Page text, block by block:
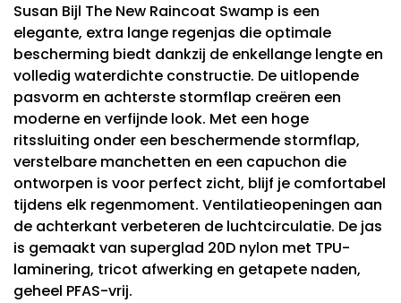
Susan Bijl The New Raincoat Swamp is een
elegante, extra lange regenjas die optimale
bescherming biedt dankzij de enkellange lengte en
volledig waterdichte constructie. De uitlopende
pasvorm en achterste stormflap creëren een
moderne en verfijnde look. Met een hoge
ritssluiting onder een beschermende stormflap,
verstelbare manchetten en een capuchon die
ontworpen is voor perfect zicht, blijf je comfortabel
tijdens elk regenmoment. Ventilatieopeningen aan
de achterkant verbeteren de luchtcirculatie. De jas
is gemaakt van superglad 20D nylon met TPU-
laminering, tricot afwerking en getapete naden,
geheel PFAS-vrij.